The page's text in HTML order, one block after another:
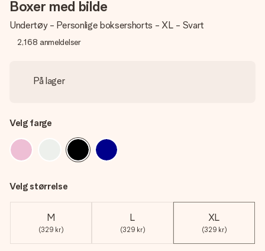
Boxer med bilde
Undertøy - Personlige boksershorts - XL - Svart
2,168 anmeldelser
På lager
Velg farge
Velg størrelse
M
(329 kr)
L
(329 kr)
XL
(329 kr)